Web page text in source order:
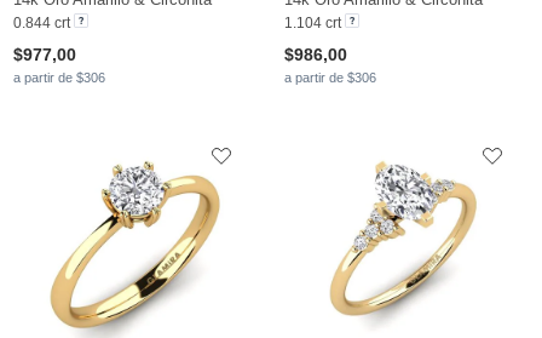
0.844 crt
$977,00
a partir de $306
1.104 crt
$986,00
a partir de $306